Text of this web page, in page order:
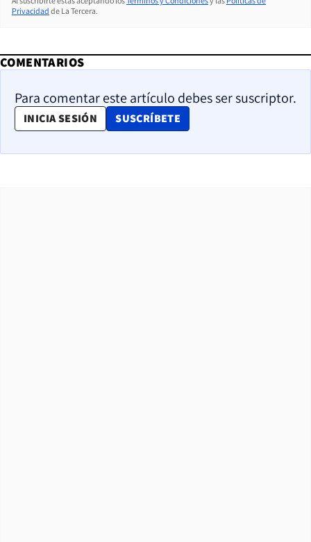
Privacidad de La Tercera.
COMENTARIOS
Para comentar este artículo debes ser suscriptor.
INICIA SESIÓN SUSCRÍBETE
OPENS IN NEW WINDOW